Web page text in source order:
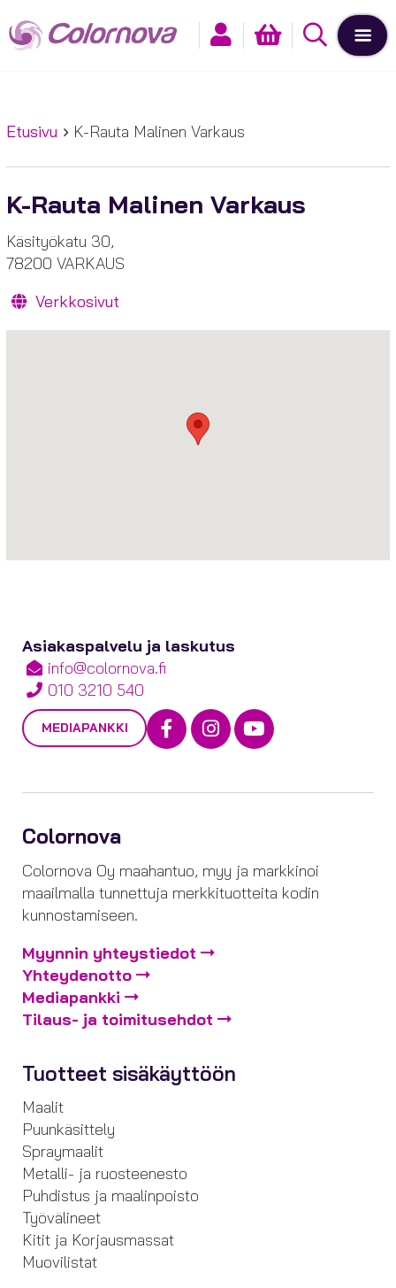
Etusivu K-Rauta Malinen Varkaus
K-Rauta Malinen Varkaus
Käsityökatu 30,
78200 VARKAUS
Verkkosivut
Asiakaspalvelu ja laskutus
info@colornova.fi
010 3210 540
MEDIAPANKKI Facebook
Instagram
Youtube
Colornova
Colornova Oy maahantuo, myy ja markkinoi
maailmalla tunnettuja merkkituotteita kodin
kunnostamiseen.
Myynnin yhteystiedot
Yhteydenotto
Mediapankki
Tilaus- ja toimitusehdot
Tuotteet sisäkäyttöön
Maalit
Puunkäsittely
Spraymaalit
Metalli- ja ruosteenesto
Puhdistus ja maalinpoisto
Työvälineet
Kitit ja Korjausmassat
Muovilistat